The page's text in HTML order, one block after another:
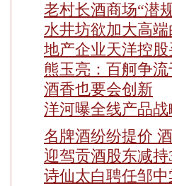
老村长酒商场“潜
水井坊欲加大高端
地产企业天洋控
熊玉亮：百舸争
酒香也要会创新
洋河曝全线产品
名牌酒纷纷提价
迎驾贡酒股东减持
诗仙太白聘任邹